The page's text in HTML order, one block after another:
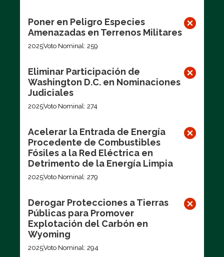
Poner en Peligro Especies
Amenazadas en Terrenos Militares
2025Voto Nominal: 259
Eliminar Participación de
Washington D.C. en Nominaciones
Judiciales
2025Voto Nominal: 274
Acelerar la Entrada de Energía
Procedente de Combustibles
Fósiles a la Red Eléctrica en
Detrimento de la Energía Limpia
2025Voto Nominal: 279
Derogar Protecciones a Tierras
Públicas para Promover
Explotación del Carbón en
Wyoming
2025Voto Nominal: 294